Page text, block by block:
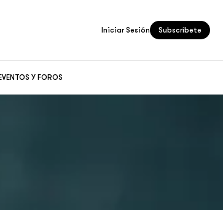
Y FOROS
Iniciar Sesión Subscríbete